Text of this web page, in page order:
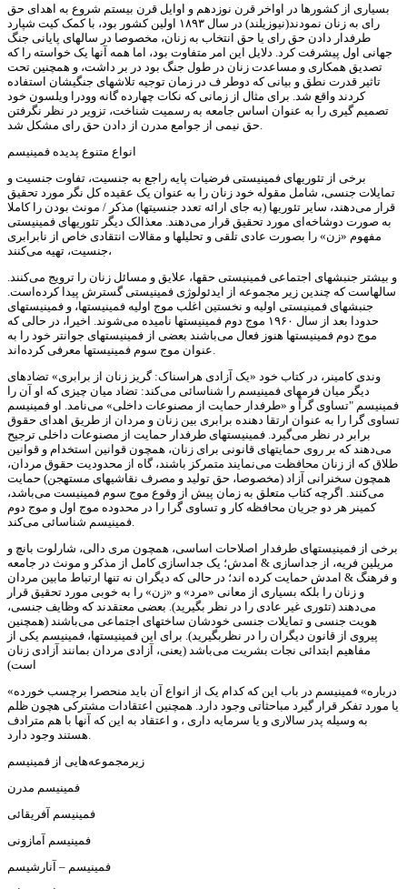
بسیاری از کشورها در اواخر قرن نوزدهم و اوایل قرن بیستم شروع به اهدای حق
رای به زنان نمودند(نیوزیلند) در سال ۱۸۹۳ اولین کشور بود، با کمک کیت شپارد
طرفدار دادن حق رای یا حق انتخاب به زنان، مخصوصا در سالهای پایانی جنگ
جهانی اول پیشرفت کرد. دلایل این امر متفاوت بود، اما همه آنها یک خواسته را که
تصدیق همکاری و مساعدت زنان در طول جنگ بود در بر داشت، و همچنین تحت
تاثیر قدرت نطق و بیانی که دوطر ف در زمان توجیه تلاشهای جنگیشان استفاده
کردند واقع شد. برای مثال از زمانی که نکات چهارده گانه وودرا ویلسون خود
تصمیم گیری را به عنوان اساس جامعه به رسمیت شناخت، تزویر در نظر نگرفتن
انواع متنوع پدیده فمینیسم
برخی از تئوریهای فمینیستی فرضیات پایه راجع به جنسیت، تفاوت جنسیت و
تمایلات جنسی، شامل مقوله خود زنان را به عنوان یک عقیده کل نگر مورد تحقیق
قرار می‌دهند، سایر تئوریها (به جای ارائه تعدد جنسیتها) مذکر / مونث بودن را کاملا
به صورت دوشاخه‌ای مورد تحقیق قرار می‌دهند. معذالک دیگر تئوریهای فمینیستی
مفهوم «زن» را بصورت عادی تلقی و تحلیلها و مقالات انتقادی خاص از نابرابری
جنسیت، تهیه می‌کنند،
و بیشتر جنبشهای اجتماعی فمینیستی حقها، علایق و مسائل زنان را ترویج می‌کنند.
سالهاست که چندین زیر مجموعه از ایدئولوژی فمینیستی گسترش پیدا کرده‌است.
جنبشهای فمینیستی اولیه و نخستین اغلب موج اولیه فمینیستها، و فمینیستهای
حدودا بعد از سال ۱۹۶۰ موج دوم فمینیستها نامیده می‌شوند. اخیرا، در حالی که
موج دوم فمینیستها هنوز فعال می‌باشند بعضی از فمینیستهای جوانتر خود را به
وندی کامینر، در کتاب خود «یک آزادی هراسناک: گریز زنان از برابری» تضادهای
دیگر میان فرمهای فمینیسم را شناسائی می‌کند: تضاد میان چیزی که او آن را
فمینیسم "تساوی گراً و «طرفدار حمایت از مصنوعات داخلی» می‌نامد. او فمینیسم
تساوی گرا را به عنوان ارتقا دهنده برابری بین زنان و مردان از طریق اهدای حقوق
برابر در نظر می‌گیرد. فمینیستهای طرفدار حمایت از مصنوعات داخلی ترجیح
می‌دهند که بر روی حمایتهای قانونی برای زنان، همچون قوانین استخدام و قوانین
طلاق که از زنان محافظت می‌نمایند متمرکز باشند، گاه از محدودیت حقوق مردان،
همچون سخنرانی آزاد (مخصوصا، حق تولید و مصرف نقاشیهای مستهجن) حمایت
می‌کنند. اگرچه کتاب متعلق به زمان پیش از وقوع موج سوم فمینیست می‌باشد،
کمینر هر دو جریان محافظه کار و تساوی گرا را در محدوده موج اول و موج دوم
برخی از فمینیستهای طرفدار اصلاحات اساسی، همچون مری دالی، شارلوت بانچ و
مریلین فریه، از جداسازی & امدش؛ یک جداسازی کامل از مذکر و مونث در جامعه
و فرهنگ & امدش حمایت کرده اند؛ در حالی که دیگران نه تنها ارتباط مابین مردان
و زنان را بلکه بسیاری از معانی «مرد» و «زن» را به خوبی مورد تحقیق قرار
می‌دهند (تئوری غیر عادی را در نظر بگیرید). بعضی معتقدند که وظایف جنسی،
هویت جنسی و تمایلات جنسی خودشان ساختهای اجتماعی می‌باشند (همچنین
پیروی از قانون دیگران را در نظربگیرید). برای این فمینیستها، فمینیسم یکی از
مفاهیم ابتدائی نجات بشریت می‌باشد (یعنی، آزادی مردان بمانند آزادی زنان
است)
«درباره» فمینیسم در باب این که کدام یک از انواع آن باید منحصرا برچسب خورده
یا مورد تفکر قرار گیرد مباحثاتی وجود دارد. همچنین اعتقادات مشترکی هچون ظلم
به وسیله پدر سالاری و یا سرمایه داری ، و اعتقاد به این که آنها با هم مترادف
زیرمجموعه‌هایی از فمینیسم
فمینیسم مدرن
فمینیسم آفریقائی
فمینیسم آمازونی
فمینیسم – آنارشیسم